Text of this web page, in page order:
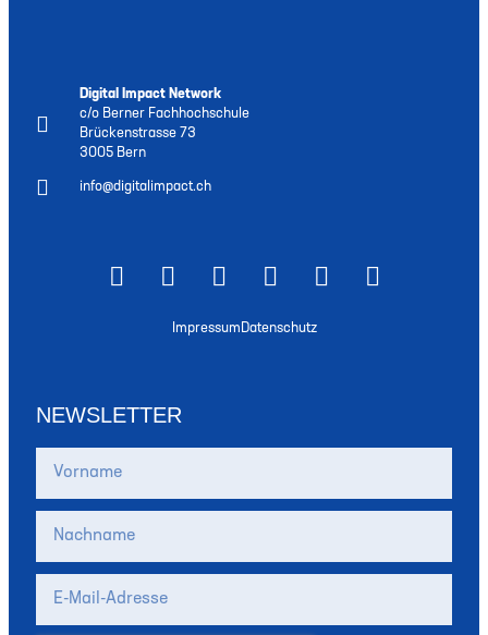
Digital Impact Network
c/o Berner Fachhochschule
Brückenstrasse 73
3005 Bern
info@digitalimpact.ch
Impressum Datenschutz
NEWSLETTER